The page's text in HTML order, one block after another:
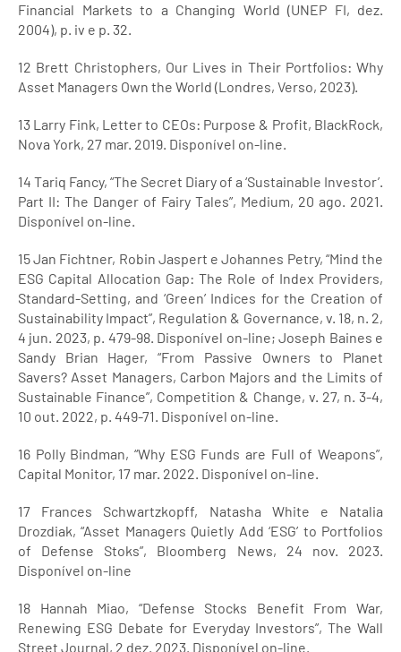
Financial Markets to a Changing World (UNEP FI, dez.
2004), p. iv e p. 32.
12 Brett Christophers, Our Lives in Their Portfolios: Why
Asset Managers Own the World (Londres, Verso, 2023).
13 Larry Fink, Letter to CEOs: Purpose & Profit, BlackRock,
Nova York, 27 mar. 2019. Disponível on-line.
14 Tariq Fancy, “The Secret Diary of a ‘Sustainable Investor’.
Part II: The Danger of Fairy Tales”, Medium, 20 ago. 2021.
Disponível on-line.
15 Jan Fichtner, Robin Jaspert e Johannes Petry, “Mind the
ESG Capital Allocation Gap: The Role of Index Providers,
Standard-Setting, and ‘Green’ Indices for the Creation of
Sustainability Impact”, Regulation & Governance, v. 18, n. 2,
4 jun. 2023, p. 479-98. Disponível on-line; Joseph Baines e
Sandy Brian Hager, “From Passive Owners to Planet
Savers? Asset Managers, Carbon Majors and the Limits of
Sustainable Finance”, Competition & Change, v. 27, n. 3-4,
10 out. 2022, p. 449-71. Disponível on-line.
16 Polly Bindman, “Why ESG Funds are Full of Weapons”,
Capital Monitor, 17 mar. 2022. Disponível on-line.
17 Frances Schwartzkopff, Natasha White e Natalia
Drozdiak, “Asset Managers Quietly Add ‘ESG’ to Portfolios
of Defense Stoks”, Bloomberg News, 24 nov. 2023.
Disponível on-line
18 Hannah Miao, “Defense Stocks Benefit From War,
Renewing ESG Debate for Everyday Investors”, The Wall
Street Journal, 2 dez. 2023. Disponível on-line.